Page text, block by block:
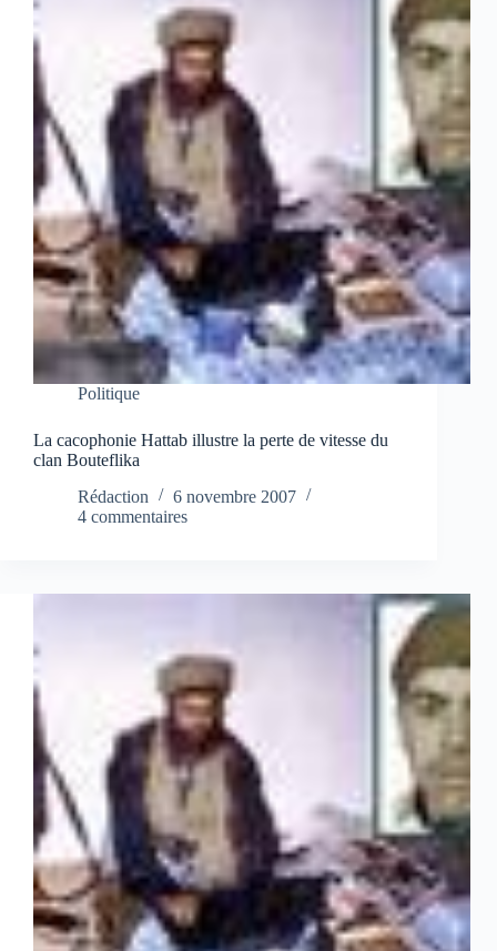
Politique
La cacophonie Hattab illustre la perte de vitesse du
clan Bouteflika
Rédaction
6 novembre 2007
4 commentaires